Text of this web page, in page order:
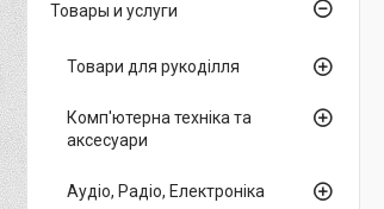
Товары и услуги
Товари для рукоділля
Комп'ютерна техніка та
аксесуари
Аудіо, Радіо, Електроніка